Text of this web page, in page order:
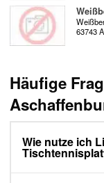
63743
Häufige
Wie nutze ich